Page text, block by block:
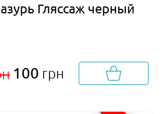
Гляссаж черный
100 грн